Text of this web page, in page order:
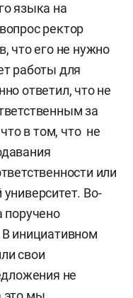
языка на
ректор
что его не нужно
работы для
ответил, что не
за
в том, что не
или
Во-
поручено
инициативном
свои
не